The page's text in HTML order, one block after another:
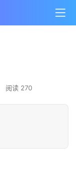
阅读 270